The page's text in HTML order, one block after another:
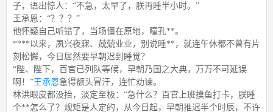
子，语出惊人：“不急，太早了，朕再睡半小时。”
王承恩：“？？？”
他怀疑自己听错了，当场僵在原地，瞳孔**。
****以来，夙兴夜寐、兢兢业业，别说睡**，就连午休都不曾有片
刻松懈，今日居然要早朝迟到睡觉？
“陛、陛下，百官已列队等候，早朝乃国之大典，万万不可延误
啊！”王承恩急得额头冒汗，连忙劝谏。
林洪眼皮都没抬，淡定至极：“急什么？百官上班摸鱼打卡，朕睡
个**怎么了？规矩是人定的，从今日起，早朝推迟半个时辰，不许